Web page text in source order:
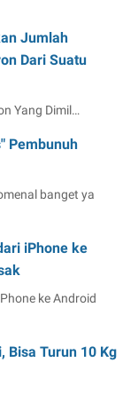
Jumlah
Dari Suatu
Yang Dimil…
Pembunuh
banget ya
iPhone ke
ke Android
Bisa Turun 10 Kg